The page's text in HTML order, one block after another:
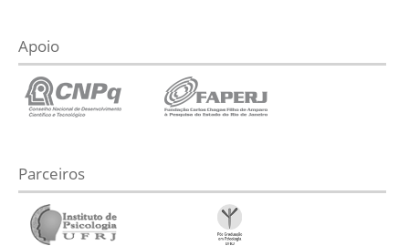
Apoio
Parceiros